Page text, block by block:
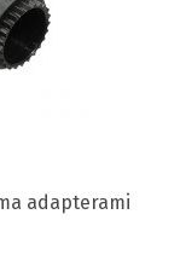
adapterami